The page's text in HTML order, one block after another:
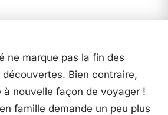
ne marque pas la fin des
Bien contraire,
à nouvelle façon de voyager !
famille demande un peu plus